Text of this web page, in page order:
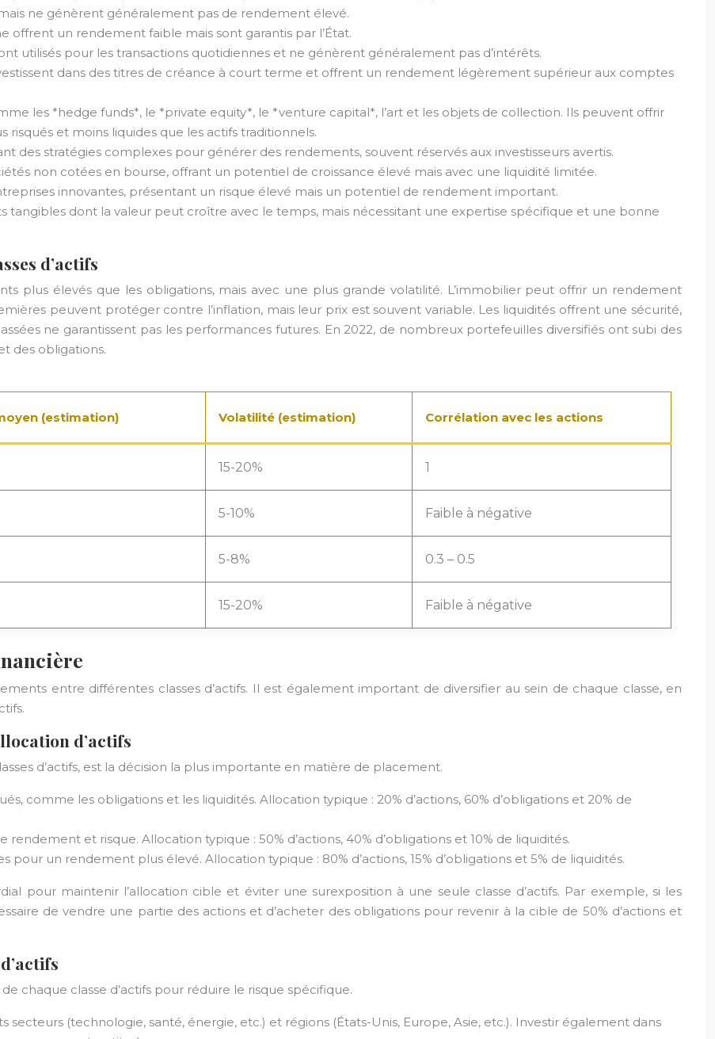
ne génèrent généralement pas de rendement élevé.
offrent un rendement faible mais sont garantis par l’État.
utilisés pour les transactions quotidiennes et ne génèrent généralement pas d’intérêts.
dans des titres de créance à court terme et offrent un rendement légèrement supérieur aux comptes
les *hedge funds*, le *private equity*, le *venture capital*, l’art et les objets de collection. Ils peuvent offrir
risqués et moins liquides que les actifs traditionnels.
des stratégies complexes pour générer des rendements, souvent réservés aux investisseurs avertis.
non cotées en bourse, offrant un potentiel de croissance élevé mais avec une liquidité limitée.
innovantes, présentant un risque élevé mais un potentiel de rendement important.
tangibles dont la valeur peut croître avec le temps, mais nécessitant une expertise spécifique et une bonne
d’actifs
plus élevés que les obligations, mais avec une plus grande volatilité. L’immobilier peut offrir un rendement
peuvent protéger contre l’inflation, mais leur prix est souvent variable. Les liquidités offrent une sécurité,
ne garantissent pas les performances futures. En 2022, de nombreux portefeuilles diversifiés ont subi des
des obligations.
(estimation) Volatilité (estimation) Corrélation avec les actions
15-20% 1
5-10% Faible à négative
5-8% 0.3 – 0.5
15-20% Faible à négative
entre différentes classes d’actifs. Il est également important de diversifier au sein de chaque classe, en
d’actifs
d’actifs, est la décision la plus importante en matière de placement.
comme les obligations et les liquidités. Allocation typique : 20% d’actions, 60% d’obligations et 20% de
et risque. Allocation typique : 50% d’actions, 40% d’obligations et 10% de liquidités.
pour un rendement plus élevé. Allocation typique : 80% d’actions, 15% d’obligations et 5% de liquidités.
pour maintenir l’allocation cible et éviter une surexposition à une seule classe d’actifs. Par exemple, si les
de vendre une partie des actions et d’acheter des obligations pour revenir à la cible de 50% d’actions et
chaque classe d’actifs pour réduire le risque spécifique.
secteurs (technologie, santé, énergie, etc.) et régions (États-Unis, Europe, Asie, etc.). Investir également dans